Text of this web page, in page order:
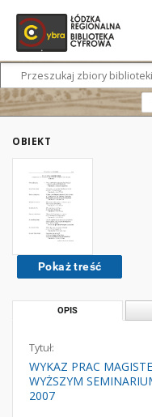
OBIEKT
Pokaż treść
OPIS
Tytuł:
WYKAZ PRAC
WYŻSZYM
2007